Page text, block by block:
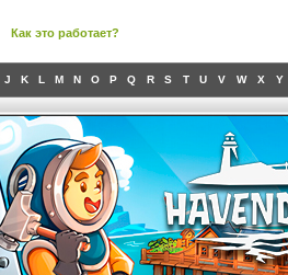
Как это работает?
J K L M N O P Q R S T U V W X Y